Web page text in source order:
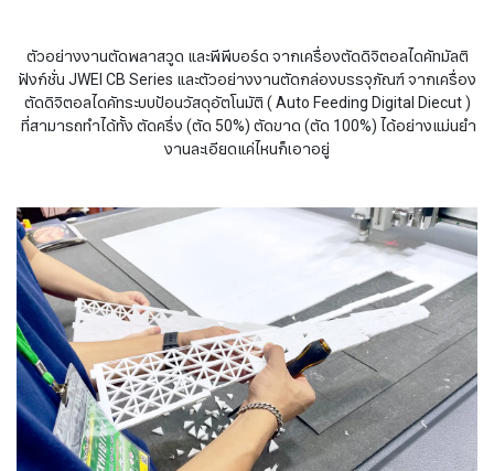
ตัวอย่างงานตัดพลาสวูด และพีพีบอร์ด จากเครื่องตัดดิจิตอลไดคัทมัลติ
ฟังก์ชั่น JWEI CB Series และตัวอย่างงานตัดกล่องบรรจุภัณฑ์ จากเครื่อง
ตัดดิจิตอลไดคัทระบบป้อนวัสดุอัตโนมัติ ( Auto Feeding Digital Diecut )
ที่สามารถทำได้ทั้ง ตัดครึ่ง (ตัด 50%) ตัดขาด (ตัด 100%) ได้อย่างแม่นยำ
งานละเอียดแค่ไหนก็เอาอยู่​​​​​​​